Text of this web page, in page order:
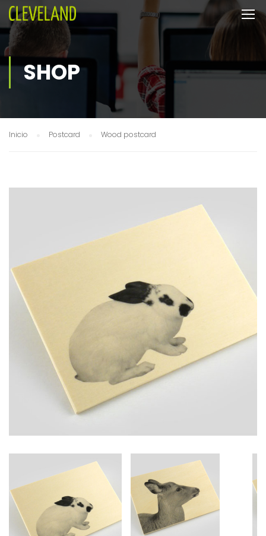
SHOP
Inicio Postcard Wood postcard